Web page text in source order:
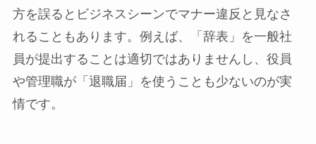
方を誤るとビジネスシーンでマナー違反と見なさ
れることもあります。例えば、「辞表」を一般社
員が提出することは適切ではありませんし、役員
や管理職が「退職届」を使うことも少ないのが実
情です。